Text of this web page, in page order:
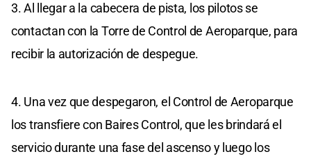
3. Al llegar a la cabecera de pista, los pilotos se
contactan con la Torre de Control de Aeroparque, para
recibir la autorización de despegue.
4. Una vez que despegaron, el Control de Aeroparque
los transfiere con Baires Control, que les brindará el
servicio durante una fase del ascenso y luego los